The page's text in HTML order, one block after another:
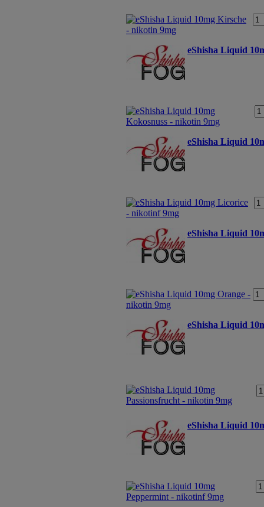
eShisha Liquid
eShisha Liquid
eShisha Liquid
eShisha Liquid
eShisha Liquid